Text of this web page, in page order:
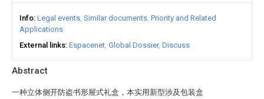
Abstract
一种立体侧开防盗书形屉式礼盒，本实用新型涉及包装盒
Info Legal events Similar documents Priority and Related
Applications
External links Espacenet Global Dossier Discuss